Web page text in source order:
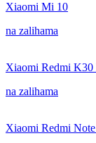
Xiaomi Mi 10
na zalihama
Xiaomi Redmi K30
na zalihama
Xiaomi Redmi